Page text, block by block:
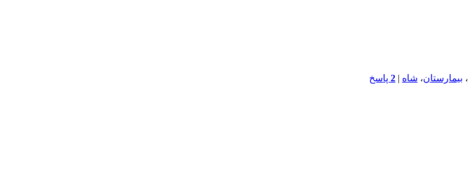
، بیمارستان، شاه |
2 پاسخ